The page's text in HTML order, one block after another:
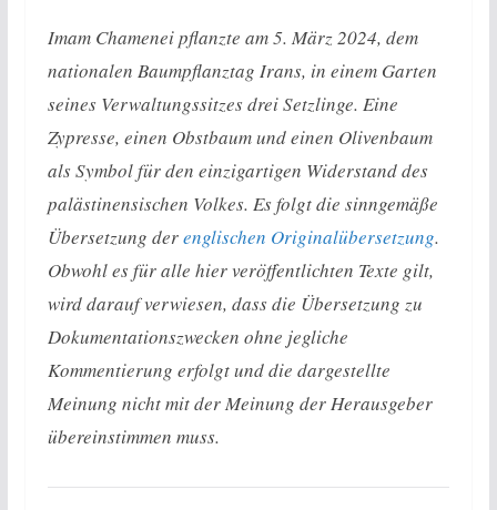
Imam Chamenei pflanzte am 5. März 2024, dem
nationalen Baumpflanztag Irans, in einem Garten
seines Verwaltungssitzes drei Setzlinge. Eine
Zypresse, einen Obstbaum und einen Olivenbaum
als Symbol für den einzigartigen Widerstand des
palästinensischen Volkes. Es folgt die sinngemäße
Übersetzung derenglischen Originalübersetzung.
Obwohl es für alle hier veröffentlichten Texte gilt,
wird darauf verwiesen, dass die Übersetzung zu
Dokumentationszwecken ohne jegliche
Kommentierung erfolgt und die dargestellte
Meinung nicht mit der Meinung der Herausgeber
übereinstimmen muss.